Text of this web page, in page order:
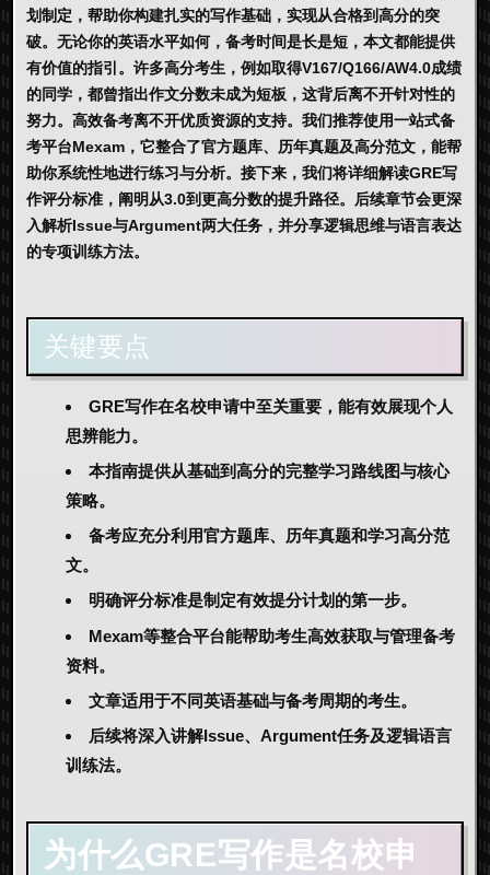
划制定，帮助你构建扎实的写作基础，实现从合格到高分的突
破。无论你的英语水平如何，备考时间是长是短，本文都能提供
有价值的指引。许多高分考生，例如取得V167/Q166/AW4.0成绩
的同学，都曾指出作文分数未成为短板，这背后离不开针对性的
努力。高效备考离不开优质资源的支持。我们推荐使用一站式备
考平台Mexam ，它整合了官方题库、历年真题及高分范文，能帮
助你系统性地进行练习与分析。接下来，我们将详细解读GRE写
作评分标准 ，阐明从3.0到更高分数的提升路径。后续章节会更深
入解析Issue与Argument两大任务，并分享逻辑思维与语言表达
的专项训练方法。
关键要点
GRE写作在名校申请中至关重要，能有效展现个人
思辨能力。
本指南提供从基础到高分的完整学习路线图与核心
策略。
备考应充分利用官方题库、历年真题和学习高分范
文。
明确评分标准是制定有效提分计划的第一步。
Mexam等整合平台能帮助考生高效获取与管理备考
资料。
文章适用于不同英语基础与备考周期的考生。
后续将深入讲解Issue、Argument任务及逻辑语言
训练法。
为什么GRE写作是名校申